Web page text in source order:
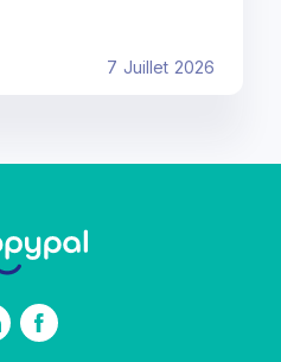
7 Juillet 2026